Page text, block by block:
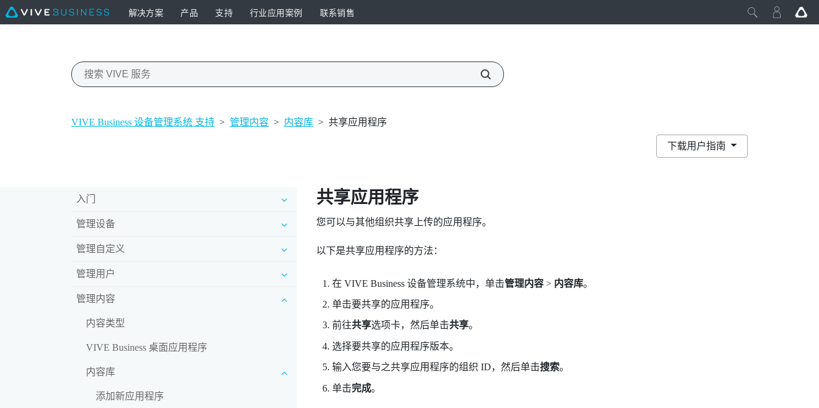
解决方案 产品 支持 行业应用案例 联系销售
VIVE Business 设备管理系统 支持 > 管理内容 > 内容库 > 共享应用程序
下载用户指南
入门
管理设备
管理自定义
管理用户
管理内容
内容类型
VIVE Business 桌面应用程序
内容库
添加新应用程序
共享应用程序
您可以与其他组织共享上传的应用程序。
以下是共享应用程序的方法：
在 VIVE Business 设备管理系统中，单击管理内容> 内容库。
单击要共享的应用程序。
前往共享选项卡，然后单击共享。
选择要共享的应用程序版本。
输入您要与之共享应用程序的组织 ID，然后单击搜索。
单击完成。